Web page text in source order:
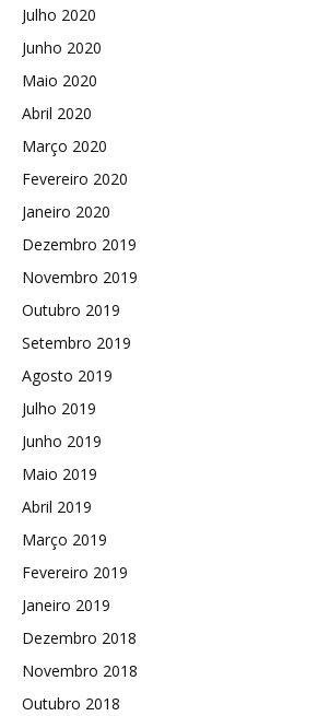
Julho 2020
Junho 2020
Maio 2020
Abril 2020
Março 2020
Fevereiro 2020
Janeiro 2020
Dezembro 2019
Novembro 2019
Outubro 2019
Setembro 2019
Agosto 2019
Julho 2019
Junho 2019
Maio 2019
Abril 2019
Março 2019
Fevereiro 2019
Janeiro 2019
Dezembro 2018
Novembro 2018
Outubro 2018